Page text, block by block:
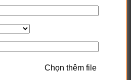
Chọn thêm file